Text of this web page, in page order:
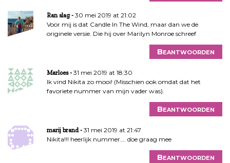
Ran slag
30 mei 2019 at 21:02
Voor mij is dat Candle In The Wind, maar dan we de
originele versie. Die hij over Marilyn Monroe schreef
Beantwoorden
Marloes
31 mei 2019 at 18:30
Ik vind Nikita zo mooi! (Misschien ook omdat dat het
favoriete nummer van mijn vader was).
Beantwoorden
marij brand
31 mei 2019 at 21:47
Nikita!!! heerlijk nummer…. doe graag mee
Beantwoorden